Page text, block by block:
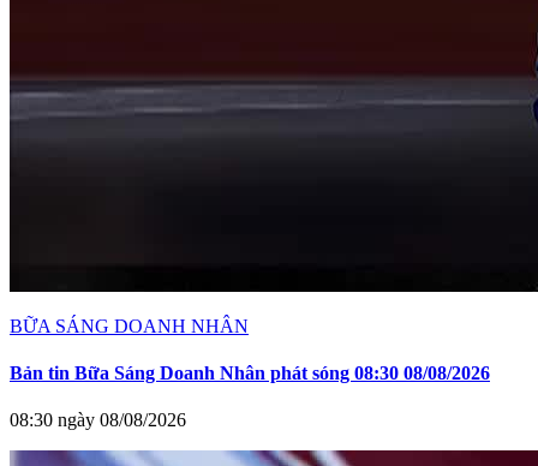
BỮA SÁNG DOANH NHÂN
Bản tin Bữa Sáng Doanh Nhân phát sóng 08:30 08/08/2026
08:30 ngày 08/08/2026